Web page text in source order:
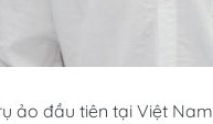
ảo đầu tiên tại Việt Nam